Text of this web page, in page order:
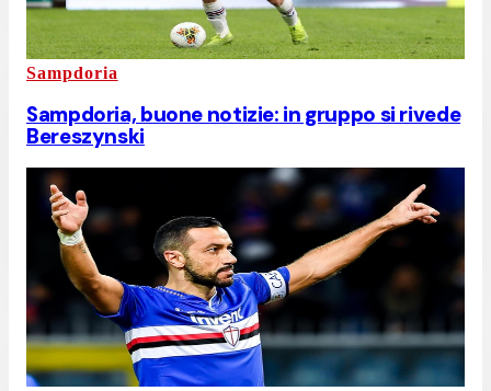
Sampdoria
Sampdoria, buone notizie: in gruppo si rivede
Bereszynski